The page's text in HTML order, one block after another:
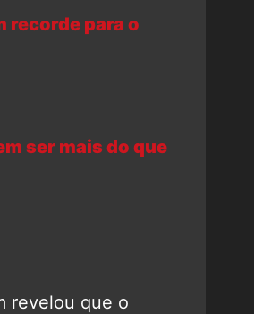
recorde para o
ser mais do que
revelou que o